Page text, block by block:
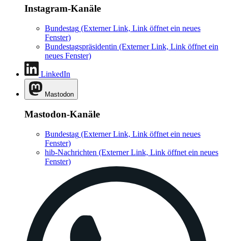
Instagram-Kanäle
Bundestag (Externer Link, Link öffnet ein neues
Fenster)
Bundestagspräsidentin (Externer Link, Link öffnet ein
neues Fenster)
LinkedIn
Mastodon
Mastodon-Kanäle
Bundestag (Externer Link, Link öffnet ein neues
Fenster)
hib-Nachrichten (Externer Link, Link öffnet ein neues
Fenster)